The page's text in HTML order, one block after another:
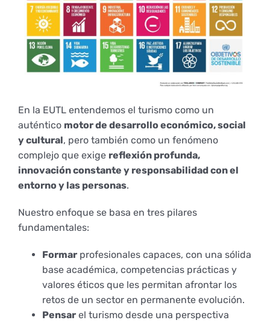
En la EUTL entendemos el turismo como un
auténtico motor de desarrollo económico, social
y cultural, pero también como un fenómeno
complejo que exige reflexión profunda,
innovación constante y responsabilidad con el
entorno y las personas.
Nuestro enfoque se basa en tres pilares
fundamentales:
Formar profesionales capaces, con una sólida
base académica, competencias prácticas y
valores éticos que les permitan afrontar los
retos de un sector en permanente evolución.
Pensar el turismo desde una perspectiva